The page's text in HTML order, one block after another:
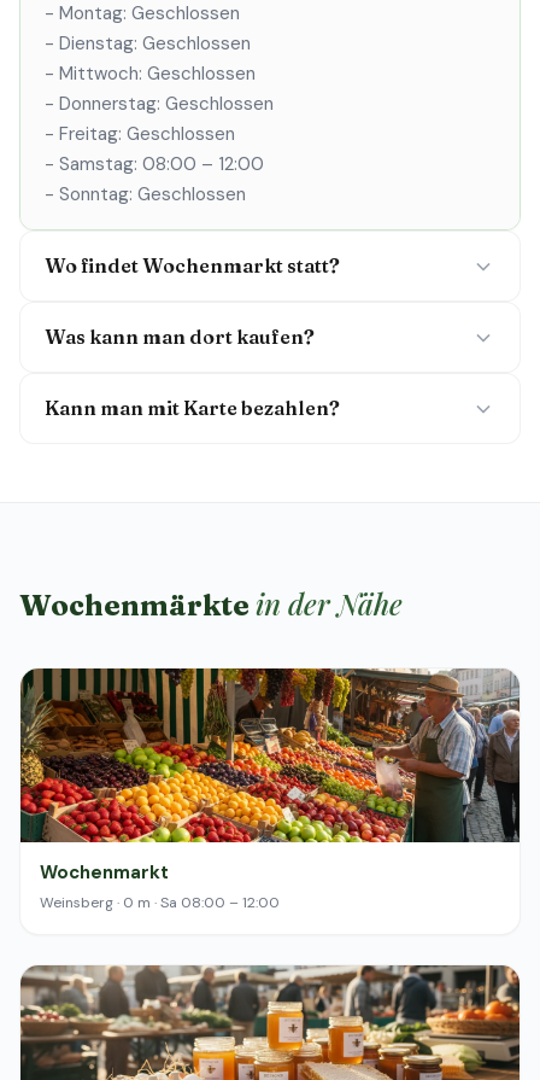
- Montag: Geschlossen
- Dienstag: Geschlossen
- Mittwoch: Geschlossen
- Donnerstag: Geschlossen
- Freitag: Geschlossen
- Samstag: 08:00 – 12:00
- Sonntag: Geschlossen
Wo findet Wochenmarkt statt?
Was kann man dort kaufen?
Kann man mit Karte bezahlen?
Wochenmärkte in der Nähe
Wochenmarkt
Weinsberg · 0 m · Sa 08:00 – 12:00